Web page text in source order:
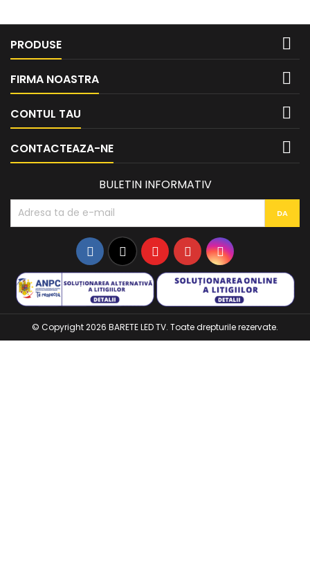
PRODUSE 
FIRMA NOASTRA 
CONTUL TAU 
CONTACTEAZA-NE 
BULETIN INFORMATIV
Facebook
TwitterYouTubePinterestInstagram
© Copyright 2026 BARETE LED TV. Toate drepturile rezervate.